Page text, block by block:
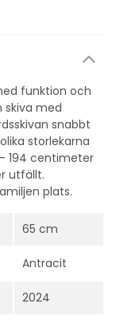
funktion och
skiva med
snabbt
storlekarna
194 centimeter
utfällt.
plats.
65 cm
Antracit
2024